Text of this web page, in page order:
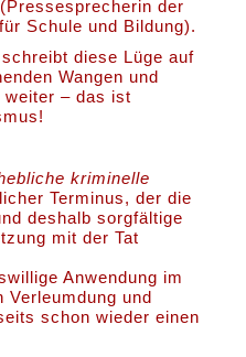
der
Schule und Bildung).
diese Lüge auf
Wangen und
weiter – das ist
kriminelle
Terminus, der die
deshalb sorgfältige
mit der Tat
Anwendung im
Verleumdung und
schon wieder einen